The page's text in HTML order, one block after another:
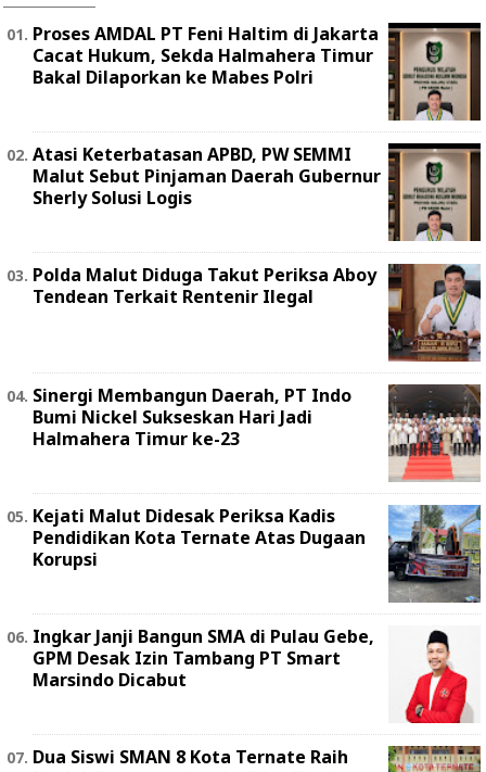
Proses AMDAL PT Feni Haltim di Jakarta
Cacat Hukum, Sekda Halmahera Timur
Bakal Dilaporkan ke Mabes Polri
Atasi Keterbatasan APBD, PW SEMMI
Malut Sebut Pinjaman Daerah Gubernur
Sherly Solusi Logis
Polda Malut Diduga Takut Periksa Aboy
Tendean Terkait Rentenir Ilegal
Sinergi Membangun Daerah, PT Indo
Bumi Nickel Sukseskan Hari Jadi
Halmahera Timur ke-23
Kejati Malut Didesak Periksa Kadis
Pendidikan Kota Ternate Atas Dugaan
Korupsi
Ingkar Janji Bangun SMA di Pulau Gebe,
GPM Desak Izin Tambang PT Smart
Marsindo Dicabut
Dua Siswi SMAN 8 Kota Ternate Raih